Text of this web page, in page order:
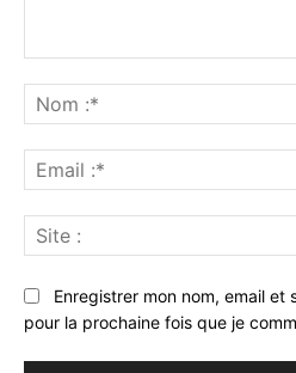
Enregistrer mon nom, email
pour la prochaine fois que je